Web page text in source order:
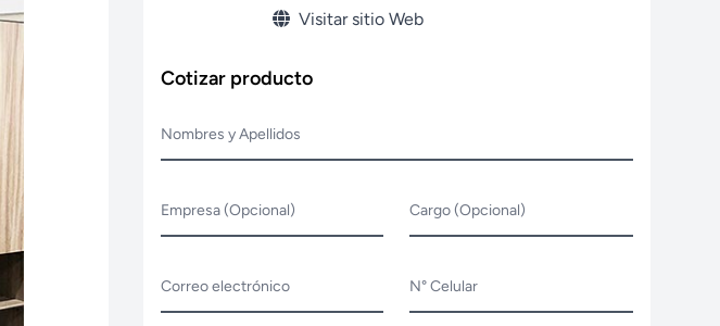
Visitar sitio Web
Cotizar producto
Nombres y Apellidos
Empresa (Opcional) Cargo (Opcional)
Correo electrónico N° Celular